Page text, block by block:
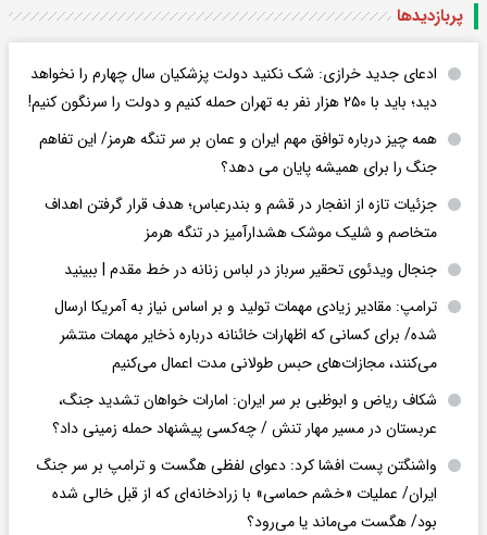
پربازدید‌ها
ادعای جدید خرازی: شک نکنید دولت پزشکیان سال چهارم را نخواهد
دید؛ باید با ۲۵۰ هزار نفر به تهران حمله کنیم و دولت را سرنگون کنیم!
همه چیز درباره توافق مهم ایران و عمان بر سر تنگه هرمز/ این تفاهم
جنگ را برای همیشه پایان می دهد؟
جزئیات تازه از انفجار در قشم و بندرعباس؛ هدف قرار گرفتن اهداف
متخاصم و شلیک موشک هشدارآمیز در تنگه هرمز
جنجال ویدئوی تحقیر سرباز در لباس زنانه در خط مقدم | ببینید
ترامپ: مقادیر زیادی مهمات تولید و بر اساس نیاز به آمریکا ارسال
شده/ برای کسانی که اظهارات خائنانه درباره ذخایر مهمات منتشر
می‌کنند، مجازات‌های حبس طولانی مدت اعمال می‌کنیم
شکاف ریاض و ابوظبی بر سر ایران: امارات خواهان تشدید جنگ،
عربستان در مسیر مهار تنش / چه‌کسی پیشنهاد حمله زمینی داد؟
واشنگتن پست افشا کرد: دعوای لفظی هگست و ترامپ بر سر جنگ
ایران/ عملیات «خشم حماسی» با زرادخانه‌ای که از قبل خالی شده
بود/ هگست می‌ماند یا می‌رود؟